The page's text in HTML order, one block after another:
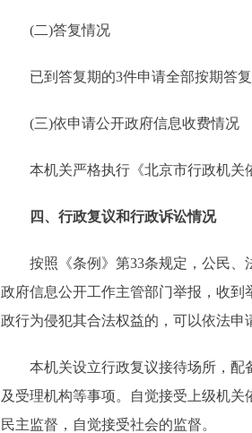
(二)答复情况
已到答复期的3件申请全部按期答复
(三)依申请公开政府信息收费情况
本机关严格执行《北京市行政机关依
四、行政复议和行政诉讼情况
按照《条例》第33条规定，公民、
政府信息公开工作主管部门举报，收
政行为侵犯其合法权益的，可以依法申
本机关设立行政复议接待场所，配备
及受理机构等事项。自觉接受上级机
民主监督，自觉接受社会的监督。